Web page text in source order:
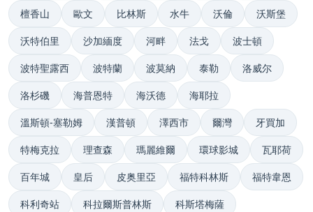
檀香山 歐文 比林斯 水牛 沃倫 沃斯堡
沃特伯里 沙加緬度 河畔 法戈 波士頓
波特聖露西 波特蘭 波莫納 泰勒 洛威尔
洛杉磯 海普恩特 海沃德 海耶拉
溫斯頓-塞勒姆 漢普頓 澤西市 爾灣 牙買加
特梅克拉 理查森 瑪麗維爾 環球影城 瓦耶荷
百年城 皇后 皮奥里亞 福特科林斯 福特韋恩
科利奇站 科拉爾斯普林斯 科斯塔梅薩